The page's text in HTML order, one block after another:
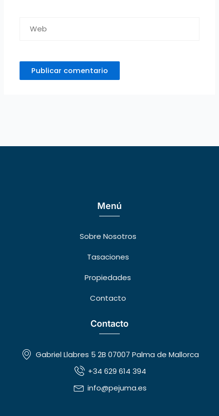
Menú
Sobre Nosotros
Tasaciones
Propiedades
Contacto
Contacto
Gabriel Llabres 5 2B 07007 Palma de Mallorca
+34 629 614 394
info@pejuma.es